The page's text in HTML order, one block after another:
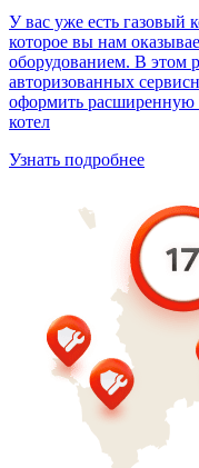
У вас уже есть газовый
которое вы нам
оборудованием. В этом
авторизованных
оформить расширенную
котел
Узнать подробнее